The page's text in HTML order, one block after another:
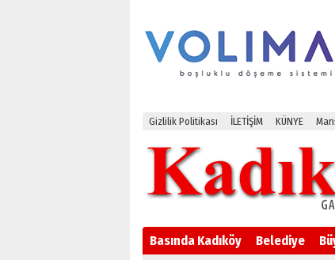
Gizlilik Politikası İLETİŞİM KÜNYE
Basında Kadıköy Belediye